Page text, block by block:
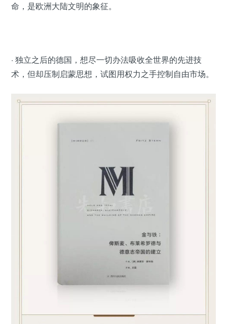
命，是欧洲大陆文明的象征。
· 独立之后的德国，想尽一切办法吸收全世界的先进技
术，但却压制启蒙思想，试图用权力之手控制自由市场。